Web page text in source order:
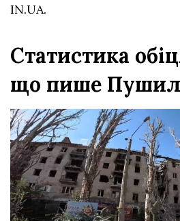
IN.UA.
Статистика
що пише